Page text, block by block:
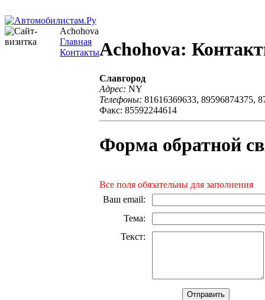
Achohova
Главная
КонтактыAchohova:
Славгород
Адрес: NY
Телефоны: 81616369633, 89596874375,
Факс: 85592244614
Форма обратной
Все поля обязательны для заполнения
Ваш email:
Тема:
Текст: